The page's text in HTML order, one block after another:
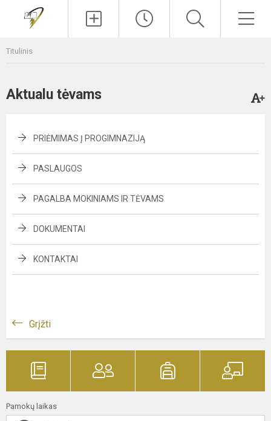
Titulinis
Aktualu tėvams
PRIĖMIMAS Į PROGIMNAZIJĄ
PASLAUGOS
PAGALBA MOKINIAMS IR TĖVAMS
DOKUMENTAI
KONTAKTAI
Grįžti
Pamokų laikas